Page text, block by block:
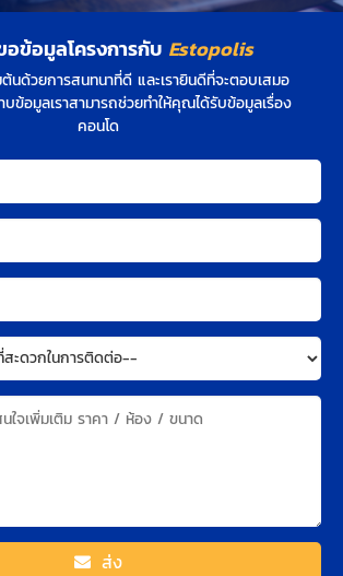
ข้อมูลโครงการกับ Estopolis
ต้นด้วยการสนทนาที่ดี และเรายินดีที่จะตอบเสมอ
ข้อมูลเราสามารถช่วยทำให้คุณได้รับข้อมูลเรื่อง
คอนโด
ส่ง